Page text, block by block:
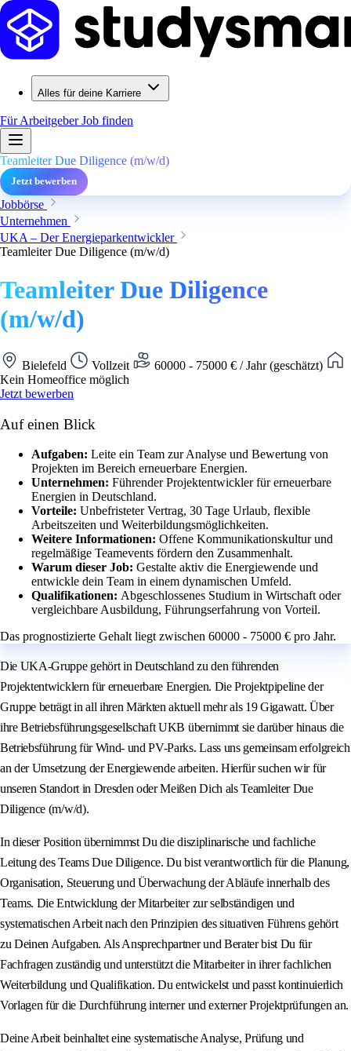
Alles für deine Karriere
Für ArbeitgeberJob finden
Teamleiter Due Diligence (m/w/d)
Jetzt bewerben
Jobbörse
Unternehmen
UKA – Der Energieparkentwickler
Teamleiter Due Diligence (m/w/d)
Teamleiter Due Diligence
(m/w/d)
Bielefeld Vollzeit
60000 - 75000 € / Jahr (geschätzt)
Kein Homeoffice möglich
Jetzt bewerben
Auf einen Blick
Aufgaben: Leite ein Team zur Analyse und Bewertung von
Projekten im Bereich erneuerbare Energien.
Unternehmen: Führender Projektentwickler für erneuerbare
Energien in Deutschland.
Vorteile: Unbefristeter Vertrag, 30 Tage Urlaub, flexible
Arbeitszeiten und Weiterbildungsmöglichkeiten.
Weitere Informationen: Offene Kommunikationskultur und
regelmäßige Teamevents fördern den Zusammenhalt.
Warum dieser Job: Gestalte aktiv die Energiewende und
entwickle dein Team in einem dynamischen Umfeld.
Qualifikationen: Abgeschlossenes Studium in Wirtschaft oder
vergleichbare Ausbildung, Führungserfahrung von Vorteil.
Das prognostizierte Gehalt liegt zwischen 60000 - 75000 € pro Jahr.
Die UKA-Gruppe gehört in Deutschland zu den führenden
Projektentwicklern für erneuerbare Energien. Die Projektpipeline der
Gruppe beträgt in all ihren Märkten aktuell mehr als 19 Gigawatt. Über
ihre Betriebsführungsgesellschaft UKB übernimmt sie darüber hinaus die
Betriebsführung für Wind- und PV-Parks. Lass uns gemeinsam erfolgreich
an der Umsetzung der Energiewende arbeiten. Hierfür suchen wir für
unseren Standort in Dresden oder Meißen Dich als Teamleiter Due
Diligence (m/w/d).
In dieser Position übernimmst Du die disziplinarische und fachliche
Leitung des Teams Due Diligence. Du bist verantwortlich für die Planung,
Organisation, Steuerung und Überwachung der Abläufe innerhalb des
Teams. Die Entwicklung der Mitarbeiter zur selbständigen und
systematischen Arbeit nach den Prinzipien des situativen Führens gehört
zu Deinen Aufgaben. Als Ansprechpartner und Berater bist Du für
Fachfragen zuständig und unterstützt die Mitarbeiter in ihrer fachlichen
Weiterbildung und Qualifikation. Du entwickelst und passt kontinuierlich
Vorlagen für die Durchführung interner und externer Projektprüfungen an.
Deine Arbeit beinhaltet eine systematische Analyse, Prüfung und